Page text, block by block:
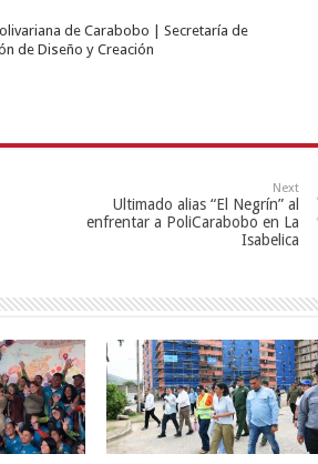
de Carabobo | Secretaría de
de Diseño y Creación
Next
Ultimado alias “El Negrín” al
enfrentar a PoliCarabobo en La
Isabelica